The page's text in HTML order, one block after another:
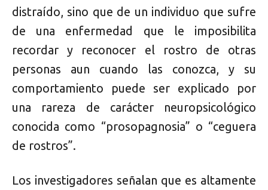
distraído, sino que de un individuo que sufre
de una enfermedad que le imposibilita
recordar y reconocer el rostro de otras
personas aun cuando las conozca, y su
comportamiento puede ser explicado por
una rareza de carácter neuropsicológico
conocida como “prosopagnosia” o “ceguera
de rostros”.
Los investigadores señalan que es altamente